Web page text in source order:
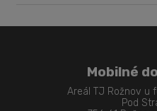
Mobilné
Areál TJ Rožnov u
Pod